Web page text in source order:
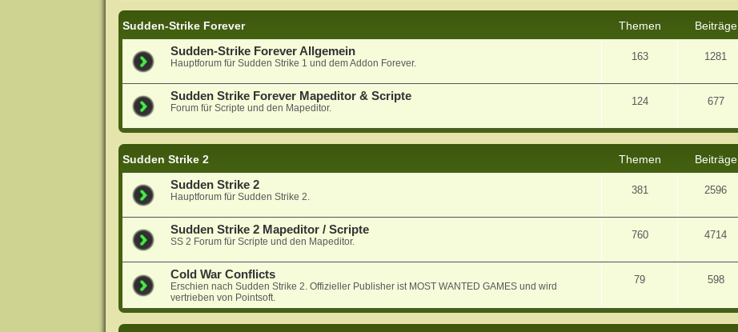
Sudden-Strike Forever Themen Beiträge
Sudden-Strike Forever Allgemein
Hauptforum für Sudden Strike 1 und dem Addon Forever.
163 1281
Sudden Strike Forever Mapeditor & Scripte
Forum für Scripte und den Mapeditor.
124 677
Sudden Strike 2 Themen Beiträge
Sudden Strike 2
Hauptforum für Sudden Strike 2.
381 2596
Sudden Strike 2 Mapeditor / Scripte
SS 2 Forum für Scripte und den Mapeditor.
760 4714
Cold War Conflicts
Erschien nach Sudden Strike 2. Offizieller Publisher ist MOST WANTED GAMES und wird
vertrieben von Pointsoft.
79 598